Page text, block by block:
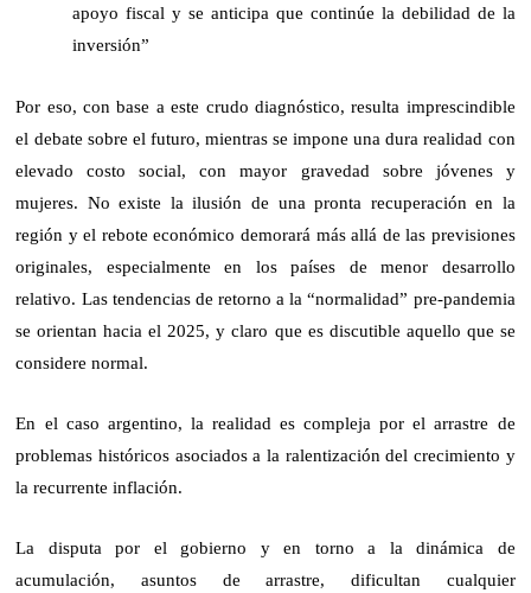
apoyo fiscal y se anticipa que continúe la debilidad de la
inversión”
Por eso, con base a este crudo diagnóstico, resulta imprescindible
el debate sobre el futuro, mientras se impone una dura realidad con
elevado costo social, con mayor gravedad sobre jóvenes y
mujeres. No existe la ilusión de una pronta recuperación en la
región y el rebote económico demorará más allá de las previsiones
originales, especialmente en los países de menor desarrollo
relativo. Las tendencias de retorno a la “normalidad” pre-pandemia
se orientan hacia el 2025, y claro que es discutible aquello que se
considere normal.
En el caso argentino, la realidad es compleja por el arrastre de
problemas históricos asociados a la ralentización del crecimiento y
la recurrente inflación.
La disputa por el gobierno y en torno a la dinámica de
acumulación, asuntos de arrastre, dificultan cualquier